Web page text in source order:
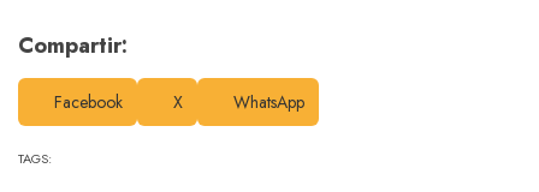
Compartir:
Facebook X WhatsApp
TAGS: